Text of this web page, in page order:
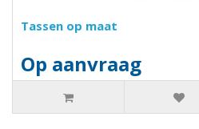
Tassen op maat
Op aanvraag